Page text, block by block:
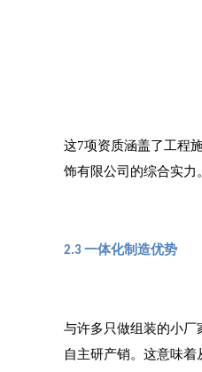
这7项资质涵盖了工程
饰有限公司的综合实力。
2.3 一体化制造优势
与许多只做组装的小厂
自主研产销。这意味